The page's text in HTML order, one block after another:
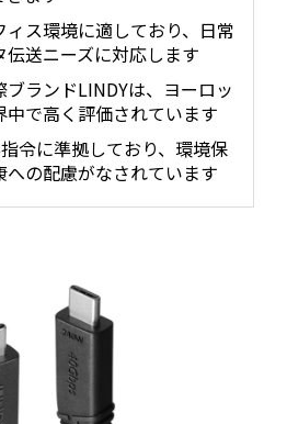
ィス環境に適しており、日常
伝送ニーズに対応します
ブランドLINDYは、ヨーロッ
中で高く評価されています
令に準拠しており、環境保
への配慮がなされています